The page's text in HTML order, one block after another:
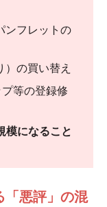
ンフレットの
の買い替え
等の登録修
模になること
悪評」の混